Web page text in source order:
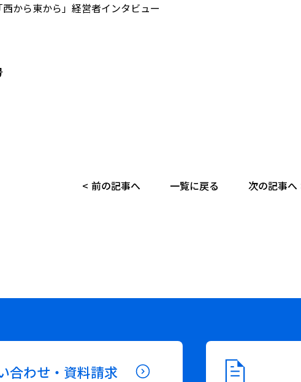
東から」経営者インタビュー
前の記事へ 一覧に戻る 次の記事へ
合わせ・資料請求